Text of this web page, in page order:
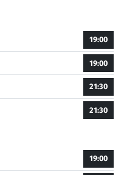
19:00
19:00
21:30
21:30
19:00